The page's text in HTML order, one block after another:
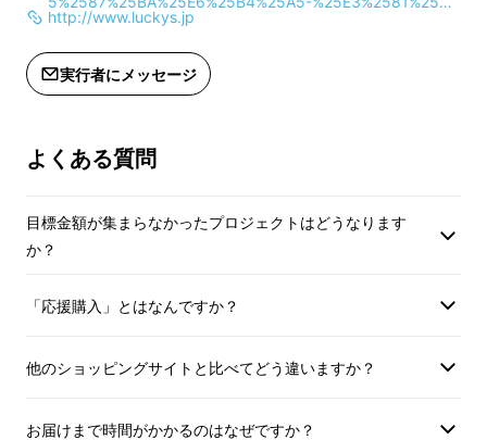
クーポンの利用は
2%25E3%2581%25B0%25E3%2582%258C%25E7%25A
5%25AD%25E3%2582%258A-100064878420255/?paipv
=0&eav=Afa27OuNIe9ziQEq1VQ5QP77n-CG-j-hHw5JL6c
http://www.luckys.jp
実行者にメッセージ
よくある質問
目標金額が集まらなかったプロジェクトはどうなります
か？
「応援購入」とはなんですか？
他のショッピングサイトと比べてどう違いますか？
お届けまで時間がかかるのはなぜですか？